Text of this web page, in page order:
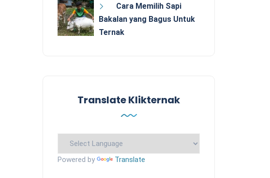
Cara Memilih Sapi
Bakalan yang Bagus Untuk
Ternak
Translate Klikternak
Powered by Translate